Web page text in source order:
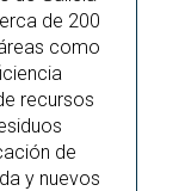
de 200
como
recursos
de
y nuevos